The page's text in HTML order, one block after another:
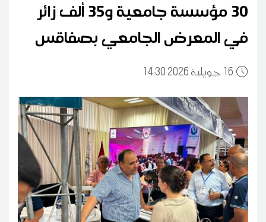
30 مؤسسة جامعية و35 ألف زائر
في المعرض الجامعي بصفاقس
16 14:30 2026 جويلية